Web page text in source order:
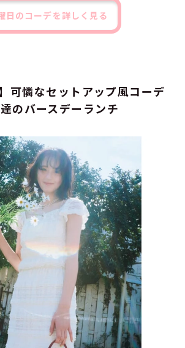
日のコーデを詳しく見る
可憐なセットアップ風コーデ
のバースデーランチ